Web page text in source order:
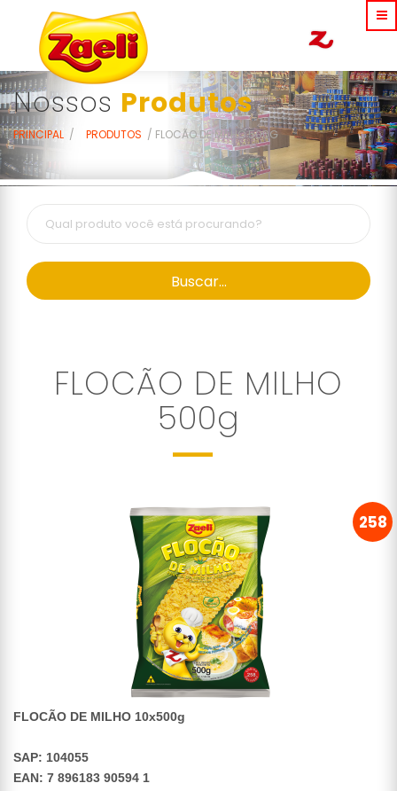
Nossos Produtos
PRINCIPAL PRODUTOS FLOCÃO DE MILHO 500G
Buscar...
FLOCÃO DE MILHO
500g
258
FLOCÃO DE MILHO 10x500g
SAP: 104055
EAN: 7 896183 90594 1